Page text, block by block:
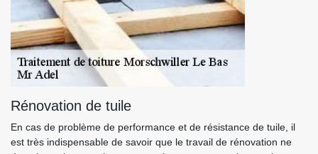
Rénovation de tuile
En cas de problème de performance et de résistance de tuile, il
est très indispensable de savoir que le travail de rénovation ne